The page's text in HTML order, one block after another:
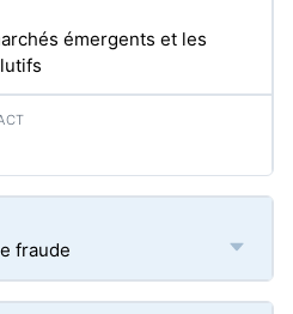
émergents et les
fraude